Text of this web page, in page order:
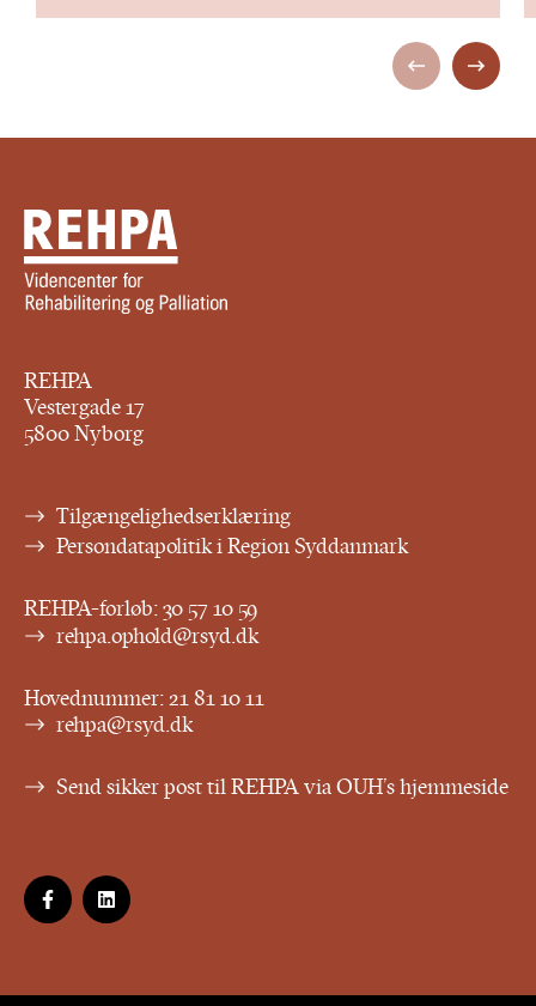
REHPA
Vestergade 17
5800 Nyborg
Tilgængelighedserklæring
Persondatapolitik i Region Syddanmark
REHPA-forløb:30 57 10 59
rehpa.ophold@rsyd.dk
Hovednummer:21 81 10 11
rehpa@rsyd.dk
Send sikker post til REHPA via OUH’s hjemmeside